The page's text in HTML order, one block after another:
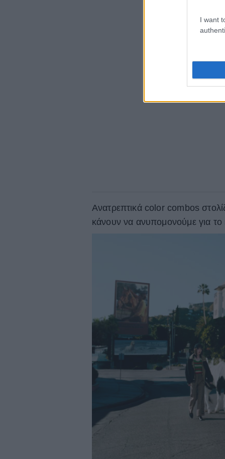
I want
Ανατρεπτικά color combos
κάνουν να ανυπομονούμε για το